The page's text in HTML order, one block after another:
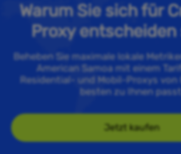
Warum Sie sich für
Proxy
Beheben Sie maximale lokale
American Samoa mit einem
Residential- und Mobil-Proxys von
besten zu Ihnen passt.
Jetzt kaufen